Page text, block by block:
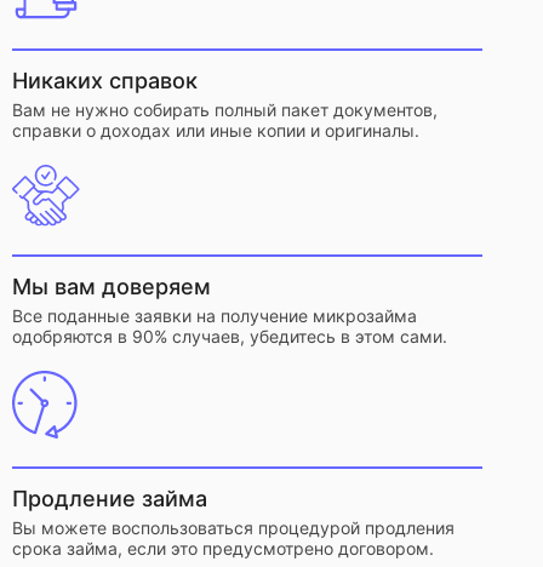
Никаких справок
Вам не нужно собирать полный пакет документов,
справки о доходах или иные копии и оригиналы.
Мы вам доверяем
Все поданные заявки на получение микрозайма
одобряются в 90% случаев, убедитесь в этом сами.
Продление займа
Вы можете воспользоваться процедурой продления
срока займа, если это предусмотрено договором.